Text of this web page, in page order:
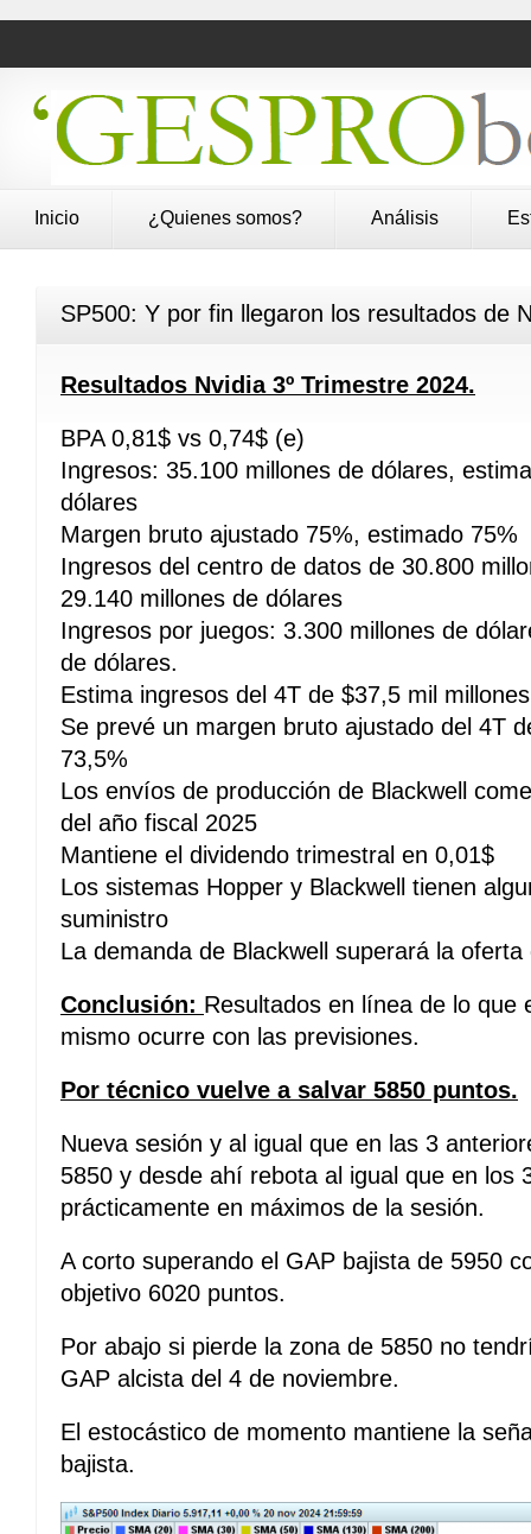
Inicio ¿Quienes somos? Análisis
SP500: Y por fin llegaron los resultados de
Resultados Nvidia 3º Trimestre 2024.
BPA 0,81$ vs 0,74$ (e)
Ingresos: 35.100 millones de dólares,
dólares
Margen bruto ajustado 75%, estimado 75%
Ingresos del centro de datos de 30.800
29.140 millones de dólares
Ingresos por juegos: 3.300 millones de
de dólares.
Estima ingresos del 4T de $37,5 mil
Se prevé un margen bruto ajustado del 4T
73,5%
Los envíos de producción de Blackwell
del año fiscal 2025
Mantiene el dividendo trimestral en 0,01$
Los sistemas Hopper y Blackwell tienen
suministro
La demanda de Blackwell superará la
Conclusión: Resultados en línea de lo que
mismo ocurre con las previsiones.
Por técnico vuelve a salvar 5850 puntos.
Nueva sesión y al igual que en las 3
5850 y desde ahí rebota al igual que en los
prácticamente en máximos de la sesión.
A corto superando el GAP bajista de 5950
objetivo 6020 puntos.
Por abajo si pierde la zona de 5850 no
GAP alcista del 4 de noviembre.
El estocástico de momento mantiene la
bajista.